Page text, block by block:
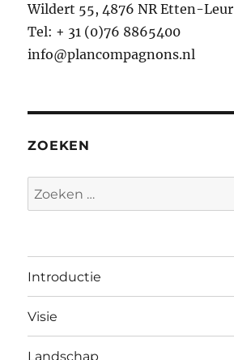
Wildert 55, 4876 NR Etten-Leur
Tel: + 31 (0)76 8865400
info@plancompagnons.nl
ZOEKEN
Zoeken
naar:
Introductie
Visie
Landschap